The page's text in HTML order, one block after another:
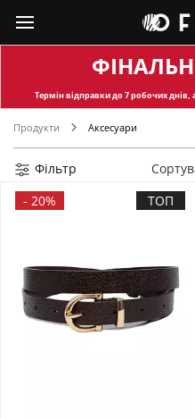
Термін відправкидо 7 робочих днів,
Продукти Аксесуари
Фільтр
- 20% ТОП